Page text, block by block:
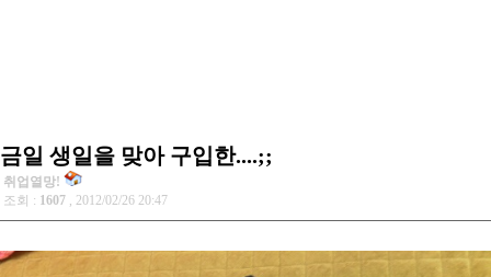
금일 생일을 맞아 구입한....;;
취업열망!
조회 : 1607 , 2012/02/26 20:47